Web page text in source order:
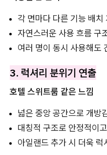
각 면마다 다른 기능 배치
자연스러운 사용 흐름 구
여러 명이 동시 사용해도
3. 럭셔리 분위기 연출
호텔 스위트룸 같은 느낌
넓은 중앙 공간으로 개방
대칭적 구조로 안정적이
아일랜드 추가 시 더욱 럭